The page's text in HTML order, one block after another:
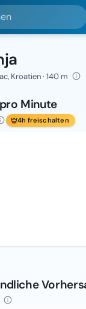
Kroatien · 140 m
Minute
4h freischalten